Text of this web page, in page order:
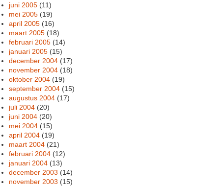
juni 2005 (11)
mei 2005 (19)
april 2005 (16)
maart 2005 (18)
februari 2005 (14)
januari 2005 (15)
december 2004 (17)
november 2004 (18)
oktober 2004 (19)
september 2004 (15)
augustus 2004 (17)
juli 2004 (20)
juni 2004 (20)
mei 2004 (15)
april 2004 (19)
maart 2004 (21)
februari 2004 (12)
januari 2004 (13)
december 2003 (14)
november 2003 (15)